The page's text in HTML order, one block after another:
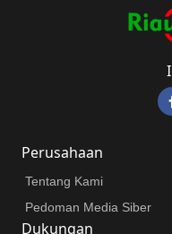
Perusahaan
Tentang Kami
Pedoman Media Siber
Dukungan